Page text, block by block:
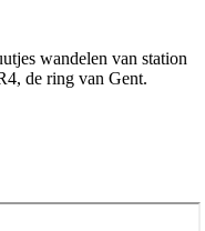
wandelen van station
de ring van Gent.